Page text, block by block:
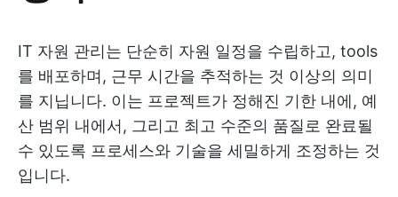
IT 자원 관리는 단순히 자원 일정을 수립하고, tools
를 배포하며, 근무 시간을 추적하는 것 이상의 의미
를 지닙니다. 이는 프로젝트가 정해진 기한 내에, 예
산 범위 내에서, 그리고 최고 수준의 품질로 완료될
수 있도록 프로세스와 기술을 세밀하게 조정하는 것
입니다.